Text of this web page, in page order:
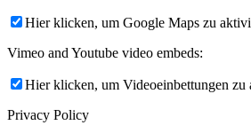
Hier klicken, um Google Maps zu
Vimeo and Youtube video embeds:
Hier klicken, um Videoeinbettungen zu
Privacy Policy